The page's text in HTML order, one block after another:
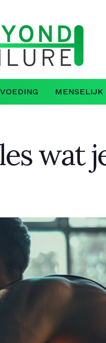
VOEDING MENSELIJK
wat